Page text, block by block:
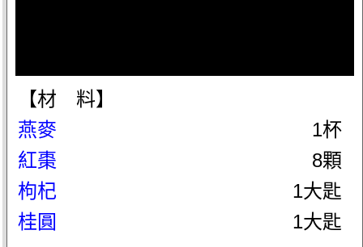
【材 料】
燕麥
1杯
紅棗
8顆
枸杞
1大匙
桂圓
1大匙